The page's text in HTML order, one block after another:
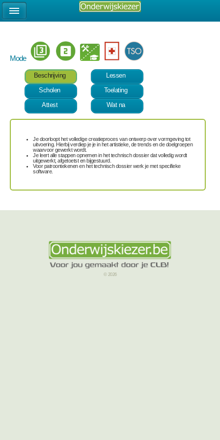
Mode
Beschrijving
Lessen
Scholen
Toelating
Attest
Wat na
Je doorloopt het volledige creatieproces van ontwerp over vormgeving tot
uitvoering. Hierbij verdiep je je in het artistieke, de trends en de doelgroepen
waarvoor gewerkt wordt.
Je leert alle stappen opnemen in het technisch dossier dat volledig wordt
uitgewerkt, afgetoetst en bijgestuurd.
Voor patroontekenen en het technisch dossier werk je met specifieke
software.
© 2026